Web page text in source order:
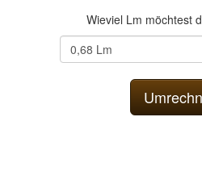
Wieviel Lm möchtest